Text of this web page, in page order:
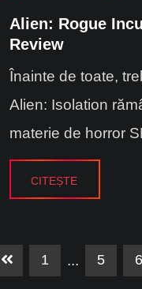
Alien: Rogue
Review
Înainte de toate,
Alien: Isolation
materie de horror
CITEȘTE
1 ... 5 6